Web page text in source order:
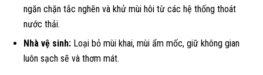
ngăn chặn tắc nghẽn và khử mùi hôi từ các hệ thống thoát
nước thải.
Nhà vệ sinh: Loại bỏ mùi khai, mùi ẩm mốc, giữ không gian
luôn sạch sẽ và thơm mát.